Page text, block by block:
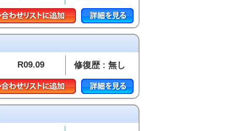
R09.09 修復歴 : 無し